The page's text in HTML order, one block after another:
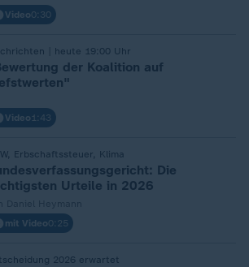
Video0:30
| heute 19:00 Uhr
der Koalition auf
Video 1:43
Erbschaftssteuer, Klima
Die
Urteile in 2026
mit Video0:25
2026 erwartet